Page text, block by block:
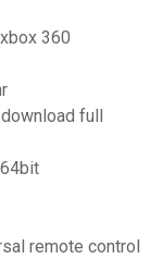
360
full
remote control